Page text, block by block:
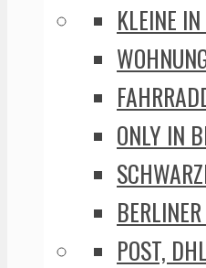
KLEINE IN
ONLY IN
POST,